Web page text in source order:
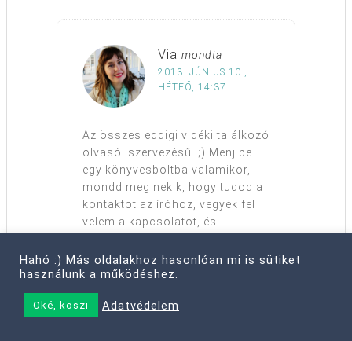
Via mondta
2013. JÚNIUS 10.,
HÉTFŐ, 14:37
Az összes eddigi vidéki találkozó
olvasói szervezésű. ;) Menj be
egy könyvesboltba valamikor,
mondd meg nekik, hogy tudod a
kontaktot az íróhoz, vegyék fel
velem a kapcsolatot, és
Reply
Hahó :) Más oldalakhoz hasonlóan mi is sütiket
használunk a működéshez.
Oké, köszi Adatvédelem